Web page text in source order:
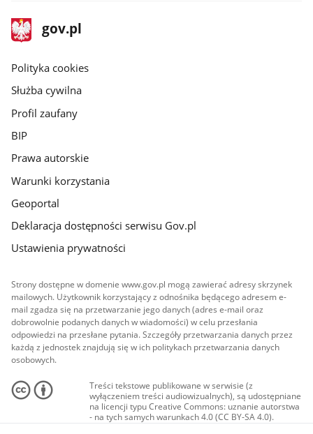
stopka
gov.pl
Strona
gov.pl
gov.pl
Polityka cookies
Służba cywilna
Profil zaufany
BIP
Prawa autorskie
Warunki korzystania
Geoportal
Deklaracja dostępności serwisu Gov.pl
Ustawienia prywatności
Strony dostępne w domenie www.gov.pl mogą zawierać adresy skrzynek
mailowych. Użytkownik korzystający z odnośnika będącego adresem e-
mail zgadza się na przetwarzanie jego danych (adres e-mail oraz
dobrowolnie podanych danych w wiadomości) w celu przesłania
odpowiedzi na przesłane pytania. Szczegóły przetwarzania danych przez
każdą z jednostek znajdują się w ich politykach przetwarzania danych
osobowych.
Treści tekstowe publikowane w serwisie (z
wyłączeniem treści audiowizualnych), są udostępniane
na licencji typu Creative Commons: uznanie autorstwa
- na tych samych warunkach 4.0 (CC BY-SA 4.0).
Materiały audiowizualne, w tym zdjęcia, materiały